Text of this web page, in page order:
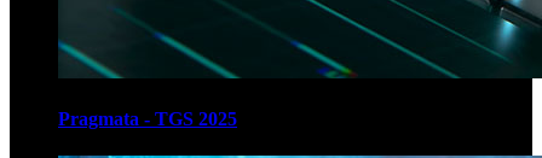
Pragmata - TGS 2025